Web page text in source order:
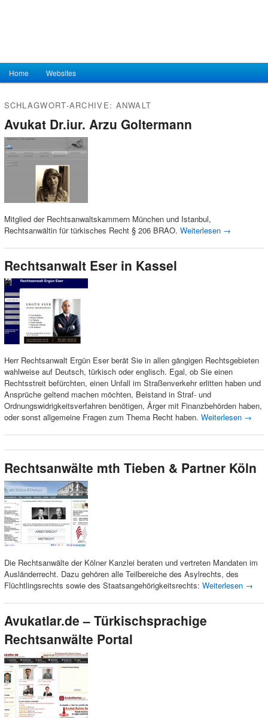
Hauptmenü
Zum Inhalt wechseln
Zum sekundären Inhalt wechseln
Home Websites
SCHLAGWORT-ARCHIVE: ANWALT
Avukat Dr.iur. Arzu Goltermann
Mitglied der Rechtsanwaltskammern München und Istanbul,
Rechtsanwältin für türkisches Recht § 206 BRAO. Weiterlesen →
Rechtsanwalt Eser in Kassel
Herr Rechtsanwalt Ergün Eser berät Sie in allen gängigen Rechtsgebieten
wahlweise auf Deutsch, türkisch oder englisch. Egal, ob Sie einen
Rechtsstreit befürchten, einen Unfall im Straßenverkehr erlitten haben und
Ansprüche geltend machen möchten, Beistand in Straf- und
Ordnungswidrigkeitsverfahren benötigen, Ärger mit Finanzbehörden haben,
oder sonst allgemeine Fragen zum Thema Recht haben. Weiterlesen →
Rechtsanwälte mth Tieben & Partner Köln
Die Rechtsanwälte der Kölner Kanzlei beraten und vertreten Mandaten im
Ausländerrecht. Dazu gehören alle Teilbereiche des Asylrechts, des
Flüchtlingsrechts sowie des Staatsangehörigkeitsrechts: Weiterlesen →
Avukatlar.de – Türkischsprachige
Rechtsanwälte Portal